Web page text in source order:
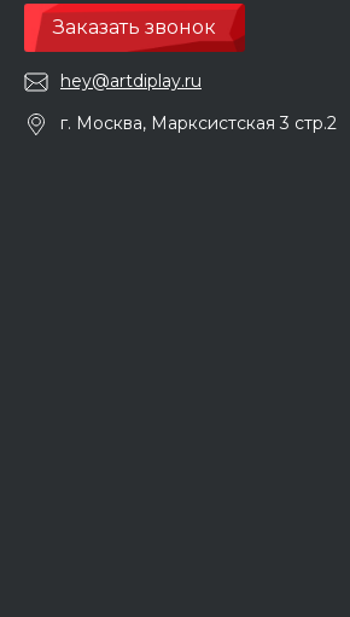
Заказать звонок
hey@artdiplay.ru
г. Москва, Марксистская 3 стр.2